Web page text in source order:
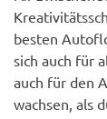
besten
sich auch für
auch für den
wachsen, als